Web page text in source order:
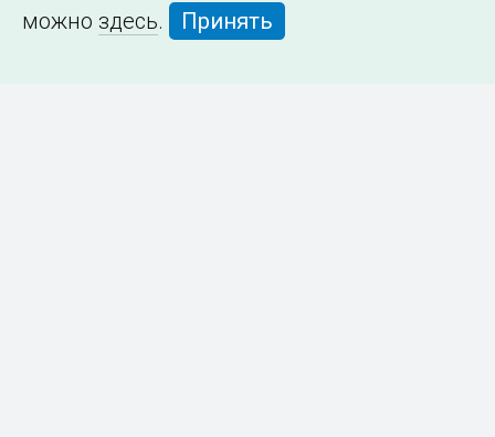
можно здесь. Принять